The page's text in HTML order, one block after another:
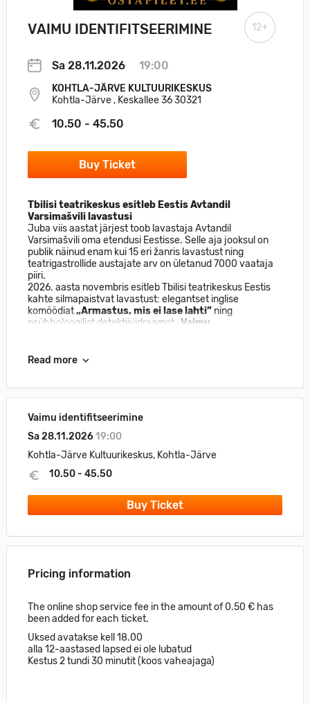
VAIMU IDENTIFITSEERIMINE
Sa 28.11.2026 19:00
KOHTLA-JÄRVE KULTUURIKESKUS
Kohtla-Järve , Keskallee 36 30321
10.50 - 45.50
Buy Ticket
12+
Tbilisi teatrikeskus esitleb Eestis Avtandil
Varsimašvili lavastusi
Juba viis aastat järjest toob lavastaja Avtandil
Varsimašvili oma etendusi Eestisse. Selle aja jooksul on
publik näinud enam kui 15 eri žanris lavastust ning
teatrigastrollide austajate arv on ületanud 7000 vaataja
piiri.
2026. aasta novembris esitleb Tbilisi teatrikeskus Eestis
kahte silmapaistvat lavastust: elegantset inglise
komöödiat„Armastus, mis ei lase lahti” ning
psühholoogilist detektiividraamat „Vaimu
Read more
Vaimu identifitseerimine
Sa 28.11.202619:00
Kohtla-Järve Kultuurikeskus, Kohtla-Järve
10.50 - 45.50
Buy Ticket
Pricing information
The online shop service fee in the amount of 0.50 € has
been added for each ticket.
Uksed avatakse kell 18.00
alla 12-aastased lapsed ei ole lubatud
Kestus 2 tundi 30 minutit (koos vaheajaga)